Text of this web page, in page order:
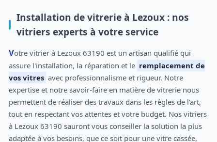
Installation de vitrerie à Lezoux : nos
vitriers experts à votre service
Votre vitrier à Lezoux 63190 est un artisan qualifié qui
assure l'installation, la réparation et le remplacement de
vos vitres avec professionnalisme et rigueur. Notre
expertise et notre savoir-faire en matière de vitrerie nous
permettent de réaliser des travaux dans les règles de l'art,
tout en respectant vos attentes et votre budget. Nos vitriers
à Lezoux 63190 sauront vous conseiller la solution la plus
adaptée à vos besoins, que ce soit pour une vitre cassée,